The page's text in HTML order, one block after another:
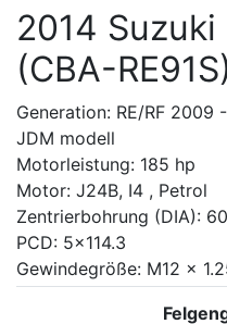
2014
(CBA-
Generation: RE/RF 2009
JDM modell
Motorleistung: 185 hp
Motor: J24B, I4 , Petrol
Zentrierbohrung (DIA):
PCD: 5x114.3
Gewindegröße: M12 x